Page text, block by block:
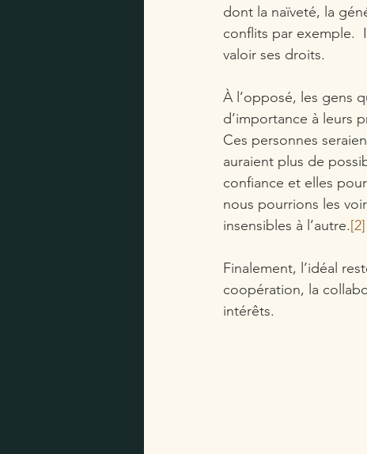
dont la naïveté, la
conflits par exemple.
valoir ses droits.
À l’opposé, les gens
d’importance à leurs
Ces personnes
auraient plus de
confiance et elles
nous pourrions les
insensibles à l’autre.[2]
Finalement, l’idéal
coopération, la
intérêts.